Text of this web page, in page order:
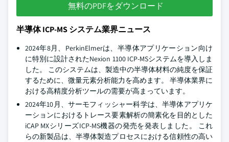
無料のPDFをダウンロード
半導体 ICP-MS システム業界ニュース
2024年8月、PerkinElmerは、半導体アプリケーション向け
に特別に設計されたNexion 1100 ICP-MSシステムを導入しま
した。 このシステムは、製造中の半導体材料の純度を保証
するために、微量元素分析能力を高めます。 半導体業界に
おける高精度分析ツールの需要が高まっています。
2024年10月、サーモフィッシャー科学は、半導体アプリケ
ーションにおけるトレース要素解析の簡素化を目的とした
iCAP MXシリーズICP-MS機器の発売を発表しました。 これ
らの新製品は、半導体製造プロセスにおける信頼性の高い